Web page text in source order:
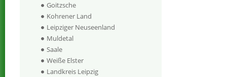
Goitzsche
Kohrener Land
Leipziger Neuseenland
Muldetal
Saale
Weiße Elster
Landkreis Leipzig